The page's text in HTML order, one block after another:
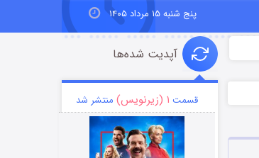
پنج شنبه ۱۵ مرداد ۱۴۰۵
آپدیت شده‌ها
قسمت ۱ (زیرنویس) منتشر شد